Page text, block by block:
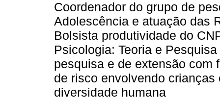
Coordenador do grupo de
Adolescência e atuação das
Bolsista produtividade do
Psicologia: Teoria e
pesquisa e de extensão com
de risco envolvendo
diversidade humana